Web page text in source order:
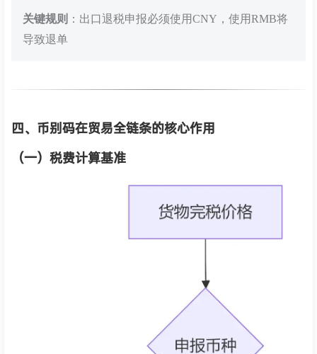
关键规则 ：出口退税申报必须使用CNY，使用RMB将
导致退单
四、币别码在贸易全链条的核心作用
（一）税费计算基准